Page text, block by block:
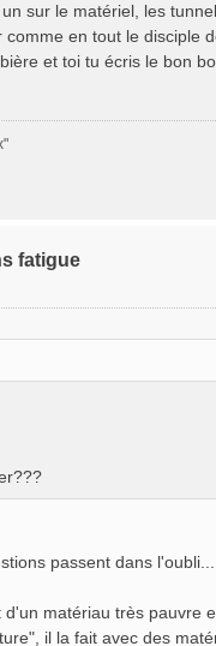
sur le matériel, les
en tout le disciple
et toi tu écris le bon
fatigue
passent dans l'oubli...
matériau très pauvre
il la fait avec des